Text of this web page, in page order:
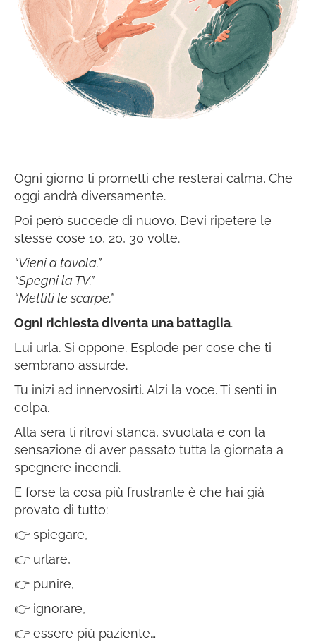
Ogni giorno ti prometti che resterai calma. Che
oggi andrà diversamente.
Poi però succede di nuovo. Devi ripetere le
stesse cose 10, 20, 30 volte.
“Vieni a tavola.”
“Spegni la TV.”
“Mettiti le scarpe.”
Ogni richiesta diventa una battaglia.
Lui urla. Si oppone. Esplode per cose che ti
sembrano assurde.
Tu inizi ad innervosirti. Alzi la voce. Ti senti in
colpa.
Alla sera ti ritrovi stanca, svuotata e con la
sensazione di aver passato tutta la giornata a
spegnere incendi.
E forse la cosa più frustrante è che hai già
provato di tutto:
👉 spiegare,
👉 urlare,
👉 punire,
👉 ignorare,
👉 essere più paziente…